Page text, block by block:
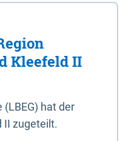
Kleefeld II
hat der
II zugeteilt.